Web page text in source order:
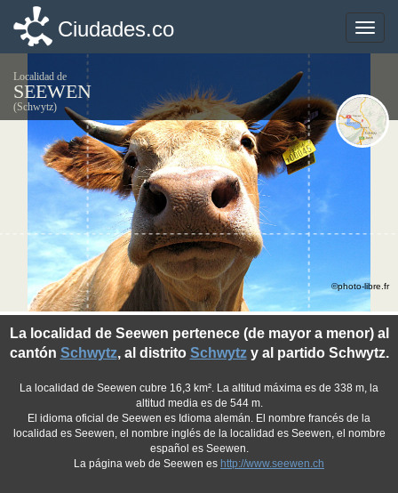
Toggle
Ciudades.co
Localidad de
SEEWEN
(Schwytz)
La localidad de Seewen pertenece (de mayor a menor) al
cantón Schwytz, al distrito Schwytzy al partido Schwytz.
La localidad de Seewen cubre 16,3 km². La altitud máxima es de 338 m, la
altitud media es de 544 m.
El idioma oficial de Seewen es Idioma alemán. El nombre francés de la
localidad es Seewen, el nombre inglés de la localidad es Seewen, el nombre
español es Seewen.
La página web de Seewen es http://www.seewen.ch
©photo-libre.fr
Toggle
Ciudades.co